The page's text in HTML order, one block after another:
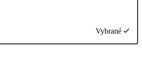
Vybrané